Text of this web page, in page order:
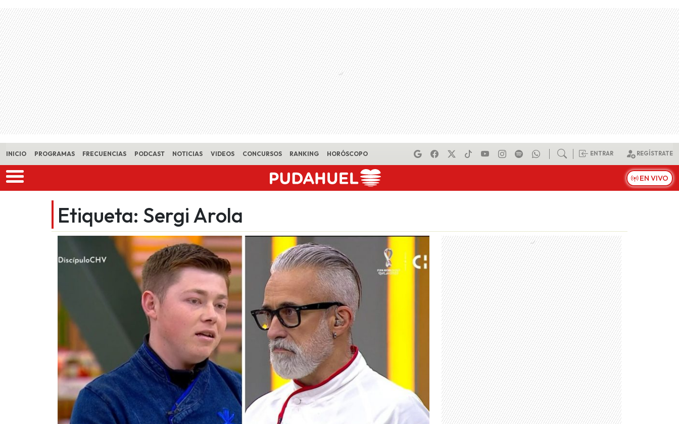
Skip to main content
INICIO PROGRAMAS FRECUENCIAS PODCAST NOTICIAS VIDEOS CONCURSOS RANKING HORÓSCOPO ENTRAR REGÍSTRATE
EN VIVO
Etiqueta: Sergi Arola